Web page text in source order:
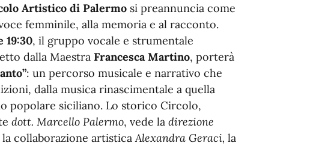
Artistico di Palermosi preannuncia come
femminile, alla memoria e al racconto.
19:30, il gruppo vocale e strumentale
dalla Maestra Francesca Martino, porterà
: un percorso musicale e narrativo che
dalla musica rinascimentale a quella
popolare siciliano. Lo storico Circolo,
dott. Marcello Palermo, vede la direzione
la collaborazione artisticaAlexandra Geraci, la